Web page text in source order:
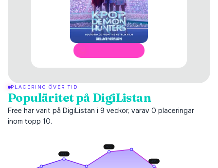
PLACERING ÖVER TID
Populäritet på DigiListan
Free har varit på DigiListan i 9 veckor, varav 0 placeringar
inom topp 10.
# 35
#32
# 38